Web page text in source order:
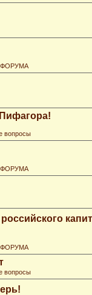
вопросы
вопросы